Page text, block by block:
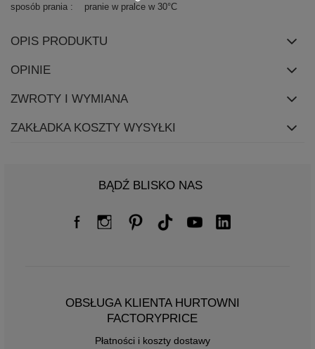
sposób prania pranie w pralce w 30°C
OPIS PRODUKTU
OPINIE
ZWROTY I WYMIANA
ZAKŁADKA KOSZTY WYSYŁKI
BĄDŹ BLISKO NAS
OBSŁUGA KLIENTA HURTOWNI
FACTORYPRICE
Płatności i koszty dostawy